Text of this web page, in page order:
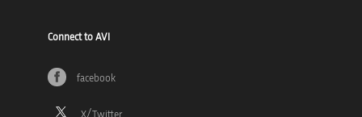
Connect to AVI
facebook